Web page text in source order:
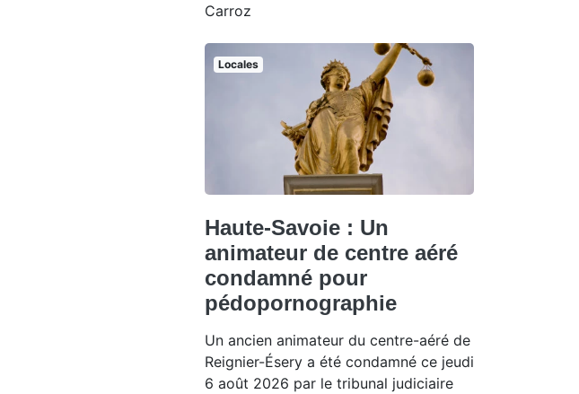
Carroz
Locales
Haute-Savoie : Un
animateur de centre aéré
condamné pour
pédopornographie
Un ancien animateur du centre-aéré de
Reignier-Ésery a été condamné ce jeudi
6 août 2026 par le tribunal judiciaire